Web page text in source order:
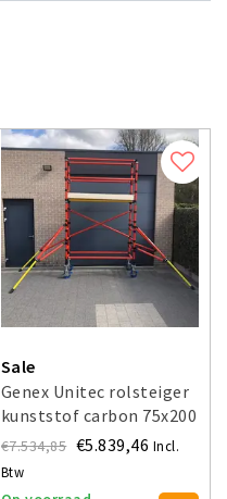
Sale
Genex Unitec rolsteiger
kunststof carbon 75x200
werkhoogte 4 m
€7.534,85 €5.839,46 Incl.
Btw